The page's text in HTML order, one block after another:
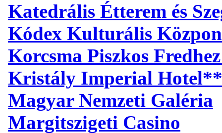
Katedrális Étterem és
Kódex Kulturális
Korcsma Piszkos
Kristály Imperial
Magyar Nemzeti Galéria
Margitszigeti Casino